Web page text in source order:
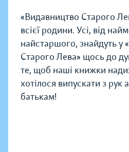
«Видавництво Старого
всієї родини. Усі, від
найстаршого, знайдуть у
Старого Лева» щось до
те, щоб наші книжки
хотілося випускати з рук
батькам!